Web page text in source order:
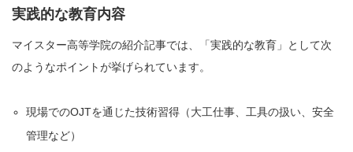
実践的な教育内容
マイスター高等学院の紹介記事では、「実践的な教育」として次
のようなポイントが挙げられています。
現場でのOJTを通じた技術習得（大工仕事、工具の扱い、安全
管理など）